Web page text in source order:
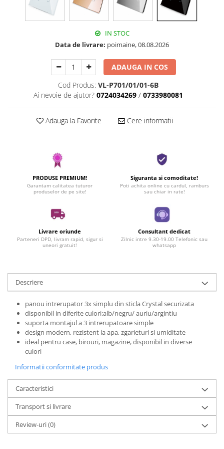
IN STOC
Data de livrare: poimaine, 08.08.2026
ADAUGA IN COS
Cod Produs: VL-P701/01/01-6B
Ai nevoie de ajutor? 0724034269 / 0733980081
Adauga la Favorite Cere informatii
PRODUSE PREMIUM!
Garantam calitatea tuturor
produselor de pe site!
Siguranta si comoditate!
Poti achita online cu cardul, ramburs
sau chiar in rate!
Livrare oriunde
Parteneri DPD, livram rapid, sigur si
uneori gratuit!
Consultant dedicat
Zilnic intre 9.30-19.00 Telefonic sau
whatsapp
Descriere
panou intrerupator 3x simplu din sticla Crystal securizata
disponibil in diferite culori:alb/negru/ auriu/argintiu
suporta montajul a 3 intrerupatoare simple
design modern, rezistent la apa, zgarieturi si umiditate
ideal pentru case, birouri, magazine, disponibil in diverse
culori
Informatii conformitate produs
Caracteristici
Transport si livrare
Review-uri(0)